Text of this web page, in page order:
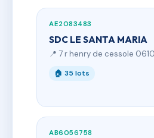
AE2083483
SDC LE SANTA MARIA
📍 7 r henry de cessole
🏠 35 lots
AB6056758